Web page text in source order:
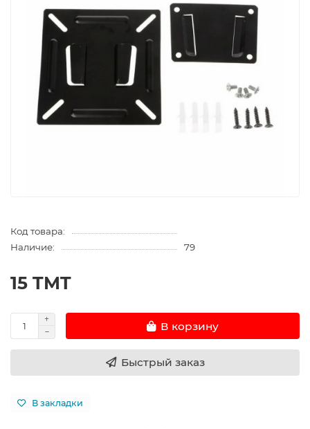
Код товара:
Наличие:
79
15 TMT
В корзину
Быстрый заказ
В закладки